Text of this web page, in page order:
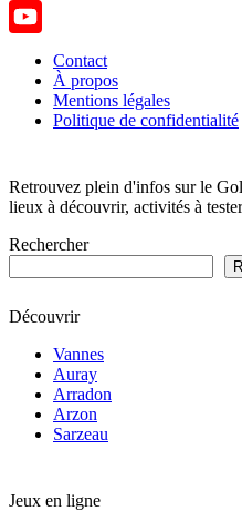
TikTok
Channel
Contact
À propos
Mentions légales
Politique de confidentialité
Retrouvez plein d'infos sur le
lieux à découvrir, activités à
Rechercher
Découvrir
Vannes
Auray
Arradon
Arzon
Sarzeau
Jeux en ligne